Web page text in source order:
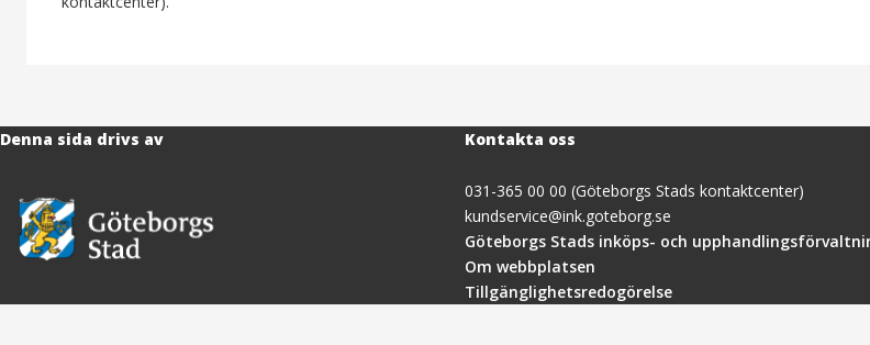
Denna sida drivs av Kontakta oss
031-365 00 00 (Göteborgs Stads kontaktcenter)
kundservice@ink.goteborg.se
Göteborgs Stads inköps- och
Om webbplatsen
Tillgänglighetsredogörelse